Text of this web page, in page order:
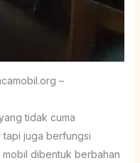
–
tidak cuma
juga berfungsi
dibentuk berbahan